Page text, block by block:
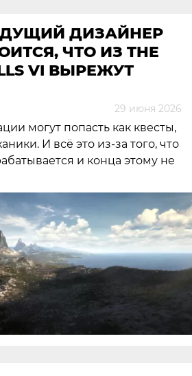
ДИЗАЙНЕР
ЧТО ИЗ THE
VI ВЫРЕЖУТ
29 июня 2026
могут попасть как квесты,
И всё это из-за того, что
и конца этому не